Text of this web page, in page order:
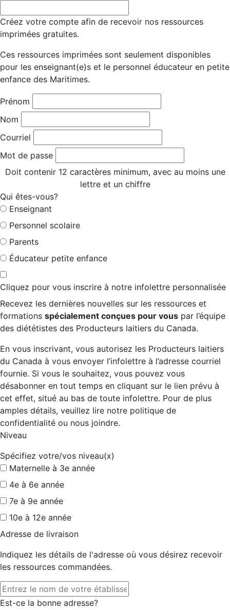
Créez votre compte afin de recevoir nos ressources
imprimées gratuites.
Ces ressources imprimées sont seulement disponibles
pour les enseignant(e)s et le personnel éducateur en petite
enfance des Maritimes.
Prénom
Nom
Courriel
Mot de passe
Doit contenir 12 caractères minimum, avec au moins une
lettre et un chiffre
Qui êtes-vous?
Enseignant
Personnel scolaire
Parents
Éducateur petite enfance
Cliquez pour vous inscrire à notre infolettre personnalisée
Recevez les dernières nouvelles sur les ressources et
formations spécialement conçues pour vous par l’équipe
des diététistes des Producteurs laitiers du Canada.
En vous inscrivant, vous autorisez les Producteurs laitiers
du Canada à vous envoyer l’infolettre à l’adresse courriel
fournie. Si vous le souhaitez, vous pouvez vous
désabonner en tout temps en cliquant sur le lien prévu à
cet effet, situé au bas de toute infolettre. Pour de plus
amples détails, veuillez lire notre politique de
confidentialité ou nous joindre.
Niveau
Spécifiez votre/vos niveau(x)
Maternelle à 3e année
4e à 6e année
7e à 9e année
10e à 12e année
Adresse de livraison
Indiquez les détails de l'adresse où vous désirez recevoir
les ressources commandées.
Est-ce la bonne adresse?